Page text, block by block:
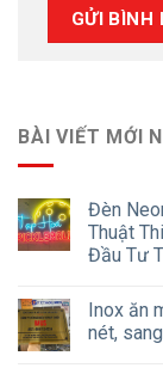
BÀI VIẾT MỚI
Đèn
Thuật
Đầu Tư
Inox ăn
nét,